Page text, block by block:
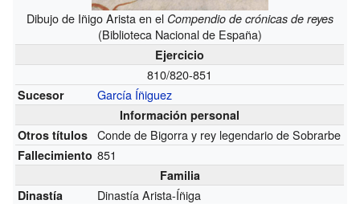
Dibujo de Iñigo Arista en el Compendio de crónicas de reyes
(Biblioteca Nacional de España)
Ejercicio
810/820-851
Sucesor García Íñiguez
Información personal
Otros títulos
Conde de Bigorra y rey legendario de Sobrarbe
Fallecimiento 851
Familia
Dinastía
Dinastía Arista-Íñiga